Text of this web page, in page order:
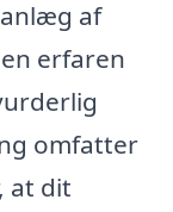
af
erfaren
omfatter
at dit